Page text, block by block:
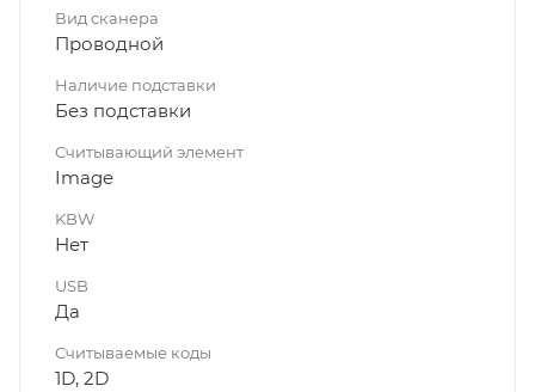
Вид сканера
Проводной
Наличие подставки
Без подставки
Считывающий элемент
Image
KBW
Нет
USB
Да
Считываемые коды
1D, 2D